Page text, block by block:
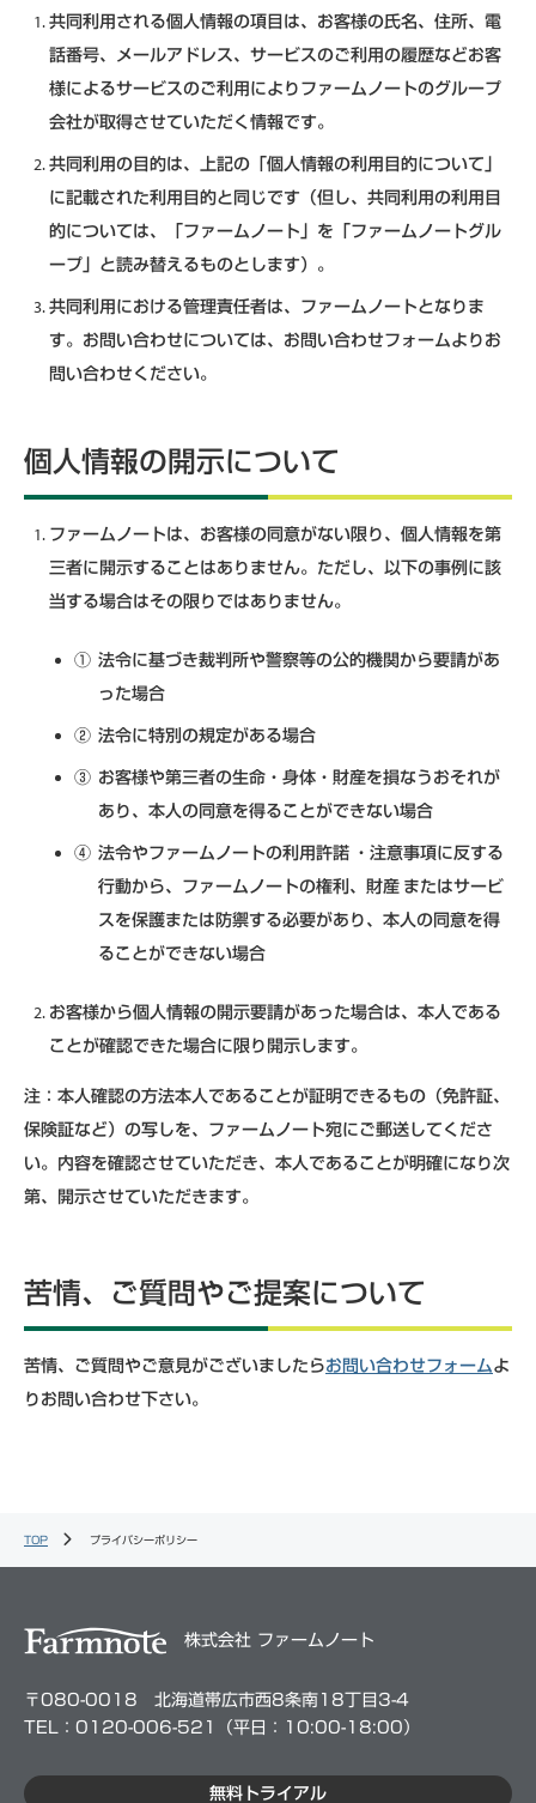
共同利用される個人情報の項目は、お客様の氏名、住所、電
話番号、メールアドレス、サービスのご利用の履歴などお客
様によるサービスのご利用によりファームノートのグループ
会社が取得させていただく情報です。
共同利用の目的は、上記の「個人情報の利用目的について」
に記載された利用目的と同じです（但し、共同利用の利用目
的については、「ファームノート」を「ファームノートグル
ープ」と読み替えるものとします）。
共同利用における管理責任者は、ファームノートとなりま
す。お問い合わせについては、お問い合わせフォームよりお
問い合わせください。
個人情報の開示について
ファームノートは、お客様の同意がない限り、個人情報を第
三者に開示することはありません。ただし、以下の事例に該
当する場合はその限りではありません。
法令に基づき裁判所や警察等の公的機関から要請があ
った場合
法令に特別の規定がある場合
お客様や第三者の生命・身体・財産を損なうおそれが
あり、本人の同意を得ることができない場合
法令やファームノートの利用許諾 ・注意事項に反する
行動から、ファームノートの権利、財産 またはサービ
スを保護または防禦する必要があり、本人の同意を得
ることができない場合
お客様から個人情報の開示要請があった場合は、本人である
ことが確認できた場合に限り開示します。
注：本人確認の方法本人であることが証明できるもの（免許証、
保険証など）の写しを、ファームノート宛にご郵送してくださ
い。内容を確認させていただき、本人であることが明確になり次
第、開示させていただきます。
苦情、ご質問やご提案について
苦情、ご質問やご意見がございましたらお問い合わせフォームよ
りお問い合わせ下さい。
TOP プライバシーポリシー
株式会社 ファームノート
〒080-0018 北海道帯広市西8条南18丁目3-4
TEL：0120-006-521（平⽇：10:00-18:00）
無料トライアル